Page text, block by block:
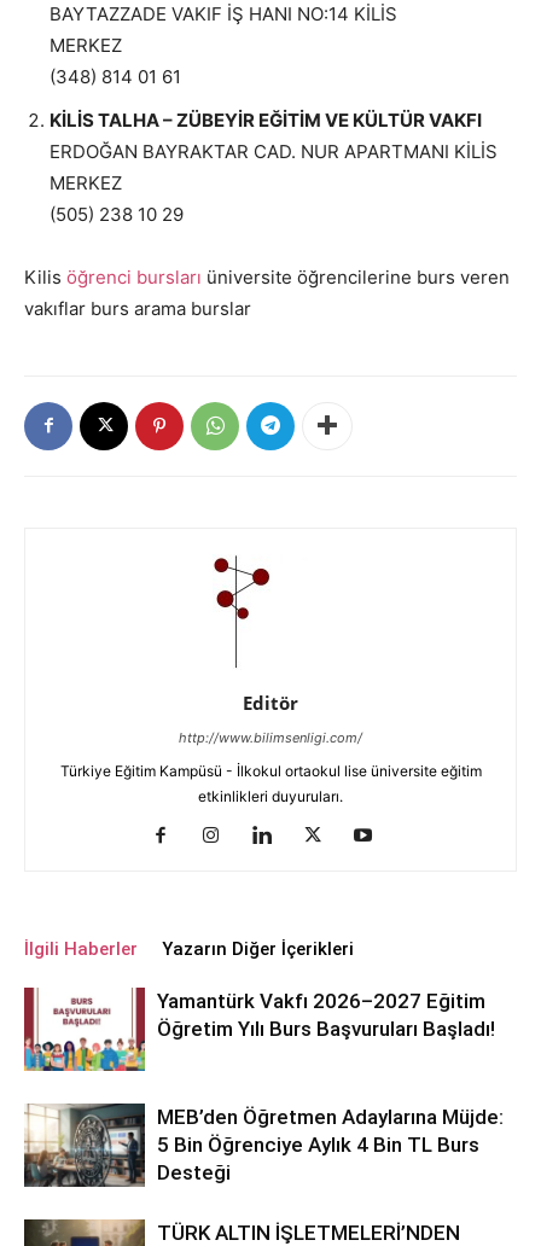
BAYTAZZADE VAKIF İŞ HANI NO:14 KİLİS
MERKEZ
(348) 814 01 61
KİLİS TALHA – ZÜBEYİR EĞİTİM VE KÜLTÜR VAKFI
ERDOĞAN BAYRAKTAR CAD. NUR APARTMANI KİLİS
MERKEZ
(505) 238 10 29
Kilis öğrenci bursları üniversite öğrencilerine burs veren
vakıflar burs arama burslar
Editör
http://www.bilimsenligi.com/
Türkiye Eğitim Kampüsü - İlkokul ortaokul lise üniversite eğitim
etkinlikleri duyuruları.
İlgili Haberler Yazarın Diğer İçerikleri
Yamantürk Vakfı 2026–2027 Eğitim
Öğretim Yılı Burs Başvuruları Başladı!
MEB’den Öğretmen Adaylarına Müjde:
5 Bin Öğrenciye Aylık 4 Bin TL Burs
Desteği
TÜRK ALTIN İŞLETMELERİ’NDEN